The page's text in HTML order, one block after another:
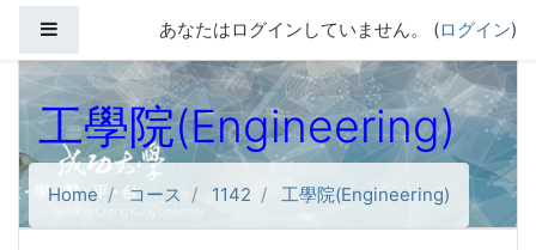
サイドパネルあなたはログインしていません。 (ログイン)
工學院(Engineering)
Home コース 1142 工學院(Engineering)